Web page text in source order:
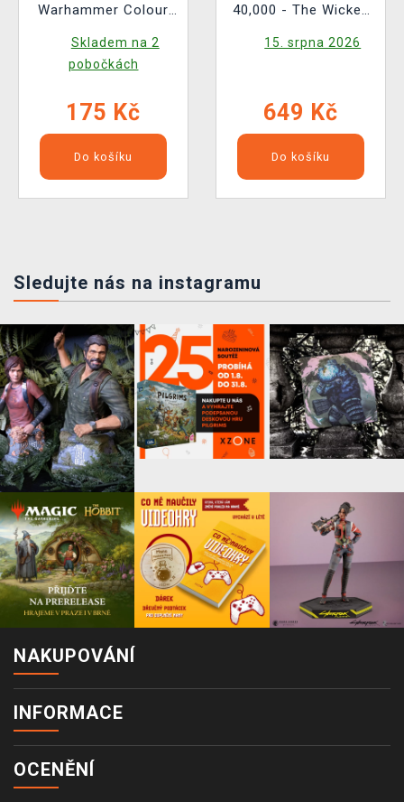
Warhammer Colour
Skladem na 2
pobočkách
175 Kč
Do košíku
40,000 - The Wicked
15. srpna 2026
649 Kč
Do košíku
Sledujte nás na instagramu
NAKUPOVÁNÍ
INFORMACE
OCENĚNÍ